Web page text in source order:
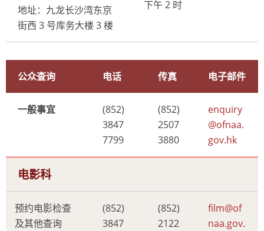
地址：九龙长沙湾东京
街西 3 号库务大楼 3楼
下午 2 时
公众查询 电话 传真 电子邮件
一般事宜
(852)
3847
7799
(852)
2507
3880
enquiry
@ofnaa.
gov.hk
电影科
预约电影检查
及其他查询
(852)
3847
(852)
2122
film@of
naa.gov.